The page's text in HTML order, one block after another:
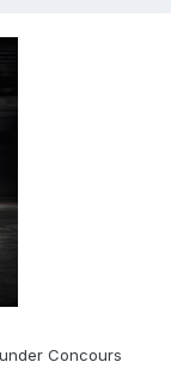
Concours